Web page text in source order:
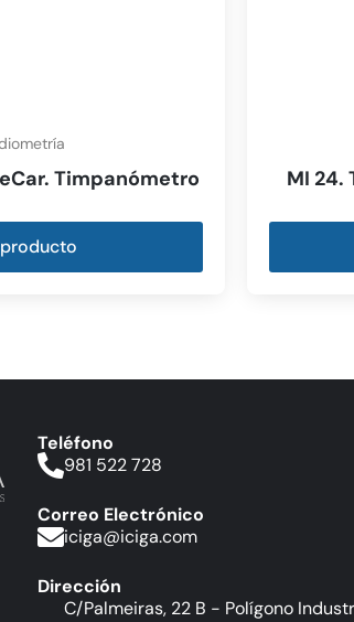
Timpanómetro MI
Teléfono
981 522 728
Correo Electrónico
iciga@iciga.com
Dirección
C/Palmeiras, 22 B - Polígono